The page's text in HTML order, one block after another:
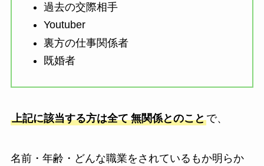
過去の交際相手
Youtuber
裏方の仕事関係者
既婚者
上記に該当する方は全て 無関係とのことで、
名前・年齢・どんな職業をされているもか明らか